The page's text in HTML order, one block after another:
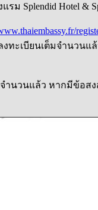
Hotel & Spa
ทะเบียนเต็มจำนว
วนแล้ว หากมีข้อสงสั